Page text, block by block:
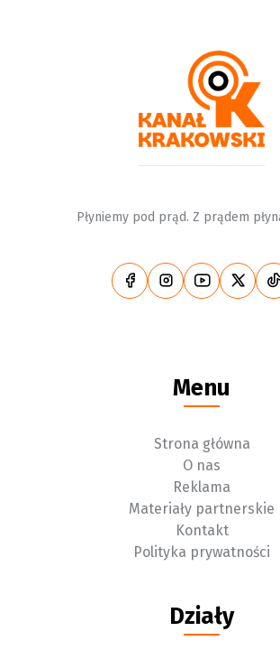
Płyniemy pod prąd. Z prądem
Menu
Strona główna
O nas
Reklama
Materiały partnerskie
Kontakt
Polityka prywatności
Działy